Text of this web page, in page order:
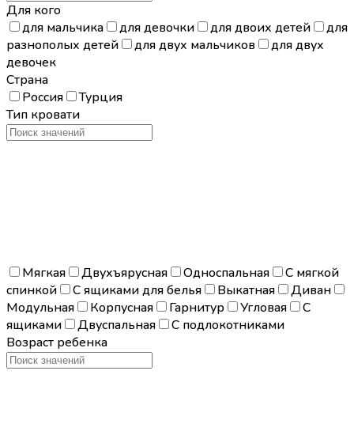
Для кого
для мальчика
для девочки для двоих детей
для
разнополых детей
для двух мальчиков
для двух
девочек
Страна
Россия
Турция
Тип кровати
Мягкая Двухъярусная Односпальная
С мягкой
спинкой
С ящиками для белья Выкатная
Диван
Модульная
Корпусная Гарнитур Угловая
С
ящиками
Двуспальная
С подлокотниками
Возраст ребенка